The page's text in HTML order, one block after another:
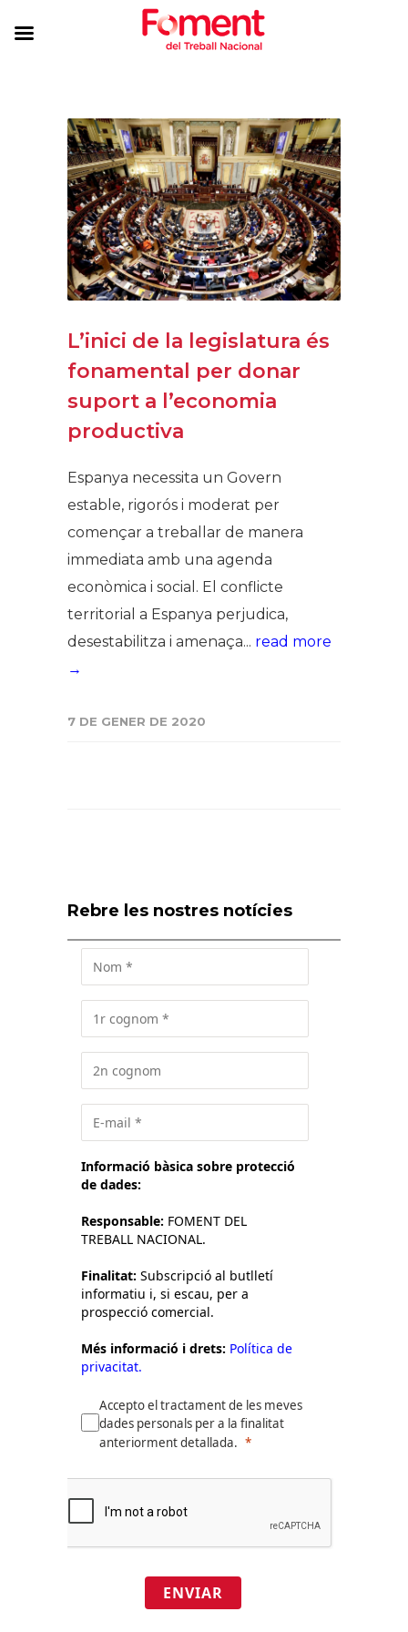
L’inici de la legislatura és
fonamental per donar
suport a l’economia
productiva
Espanya necessita un Govern
estable, rigorós i moderat per
començar a treballar de manera
immediata amb una agenda
econòmica i social. El conflicte
territorial a Espanya perjudica,
desestabilitza i amenaça... read more
→
7 DE GENER DE 2020
Rebre les nostres notícies
Informació bàsica sobre protecció
de dades:
Responsable: FOMENT DEL
TREBALL NACIONAL.
Finalitat: Subscripció al butlletí
informatiu i, si escau, per a
prospecció comercial.
Més informació i drets: Política de
privacitat.
Accepto el tractament de les meves
dades personals per a la finalitat
anteriorment detallada.
ENVIAR